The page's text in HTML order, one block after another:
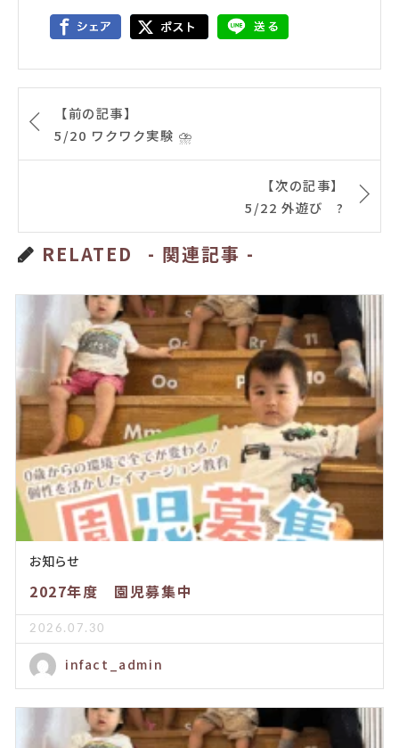
【前の記事】
5/20 ワクワク実験 ⛈
【次の記事】
5/22 外遊び ?
RELATED - 関連記事 -
お知らせ
2027年度 園児募集中
2026.07.30
infact_admin